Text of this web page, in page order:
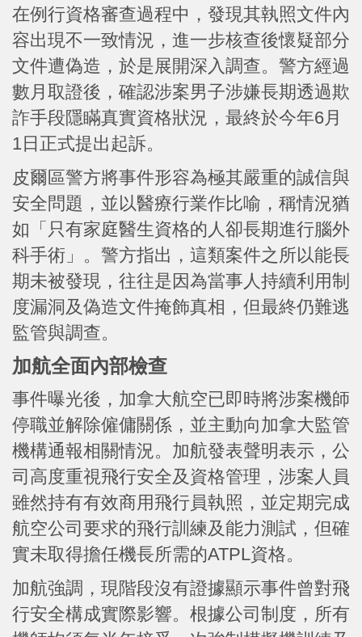
在例行資格審查過程中，發現其執照文件內
容出現不一致情況，進一步核查後懷疑部分
文件遭偽造，於是展開深入調查。警方經過
數月取證後，確認涉案男子涉嫌長期透過欺
詐手段隱瞞真實資格狀況，最終於今年6月
1日正式提出起訴。
皮爾區警方將事件形容為極其嚴重的誠信與
安全問題，並以醫療行業作比喻，稱情況猶
如「只有家庭醫生資格的人卻長期進行腦外
科手術」。警方指出，這類案件之所以能長
期未被發現，往往是因為當事人持續利用制
度漏洞及偽造文件掩飾真相，但最終仍難逃
監管與調查。
加航全面內部檢查
事件曝光後，加拿大航空已即時將涉案機師
停職並解除僱傭關係，並主動向加拿大監管
機構通報相關情況。加航發表聲明表示，公
司高度重視飛行安全及資格管理，涉案人員
雖然持有有效商用飛行員執照，並定期完成
航空公司要求的飛行訓練及能力測試，但確
實未取得擔任機長所需的ATPL資格。
加航強調，現階段沒有證據顯示事件曾對飛
行安全構成實際影響。根據公司制度，所有